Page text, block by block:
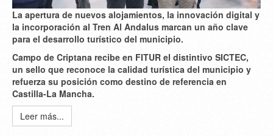
La apertura de nuevos alojamientos, la innovación digital y
la incorporación al Tren Al Andalus marcan un año clave
para el desarrollo turístico del municipio.
Campo de Criptana recibe en FITUR el distintivo SICTEC,
un sello que reconoce la calidad turística del municipio y
refuerza su posición como destino de referencia en
Castilla-La Mancha.
Leer más...